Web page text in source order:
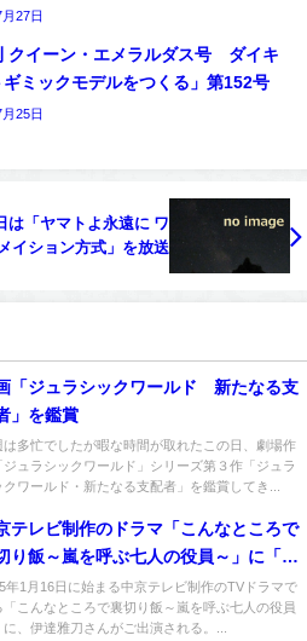
27日
クイーン・エメラルダス号 ダイキ
ギミックモデルをつくる」第152号
25日
は「ヤマトよ永遠に ワ
イション方式」を放送
「ジュラシックワールド 新たなる支
」を鑑賞
は多忙でしたが暇な時間が取れたこの日、劇場作
ジュラシックワールド」シリーズ第３作「ジュラ
クワールド・新たなる支配者」を鑑賞してき...
テレビ制作のドラマ「こんなところで
り飯～嵐を呼ぶ七人の役員～」に「宇
艦ヤマト」デスラー総統の声優、伊達
さんがご出演
年1月16日に始まる中京テレビ制作のTVドラマで
「こんなところで裏切り飯～嵐を呼ぶ七人の役員
に、伊達雅刀さんがご出演される。...